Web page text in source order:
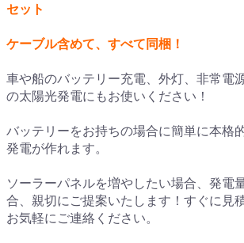
セット
ケーブル含めて、すべて同梱！
車や船のバッテリー充電、外灯、非常電
の太陽光発電にもお使いください！
バッテリーをお持ちの場合に簡単に本格
発電が作れます。
ソーラーパネルを増やしたい場合、発電
合、親切にご提案いたします！すぐに見
お気軽にご連絡ください。